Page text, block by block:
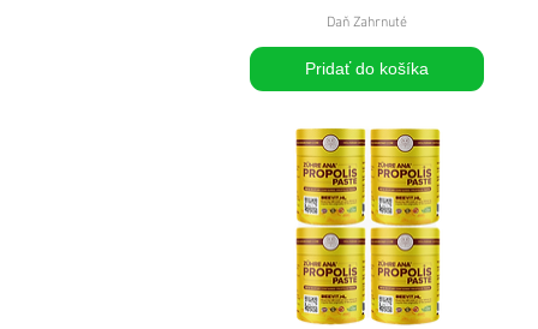
Daň Zahrnuté
Pridať do košíka